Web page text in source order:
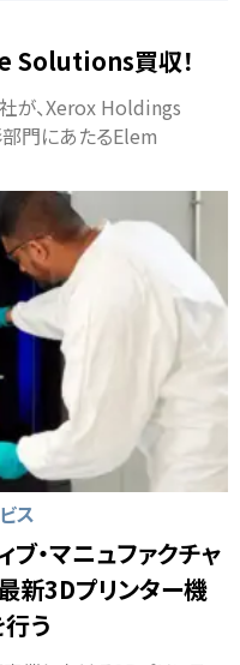
Solutions買収！
が、Xerox Holdings
門にあたるElem
ス
ブ・マニュファクチャ
新3Dプリンター機
う